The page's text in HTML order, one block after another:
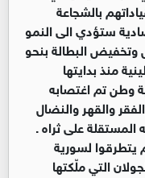
بالشجاعة
ستؤدي الى النمو
البطالة بنحو
منذ بدايتها
وطن تم اغتصابه
والقهر والنضال
على ثراه .
يتطرقوا لسورية
التي ملّكتها